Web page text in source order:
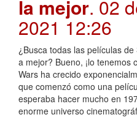
la mejor. 02
2021 12:26
¿Busca todas las películas
a mejor? Bueno, ¡lo tenemos
Wars ha crecido
que comenzó como una
esperaba hacer mucho en
enorme universo